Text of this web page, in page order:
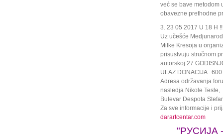
već se bave metodom
obavezne prethodne
3. 23 05 2017 U 18 H !!
Uz učešće
Milke Kresoja u
prisustvuju stručnom
autorskoj 27
ULAZ DONACIJA :
Adresa održavanja
nasledja Nikole Tesle,
Bulevar Despota
Za sve informacije i
darartcentar.com
"РУСИЈА